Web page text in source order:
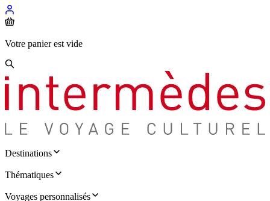
Votre panier est vide
Destinations
Thématiques
Voyages personnalisés